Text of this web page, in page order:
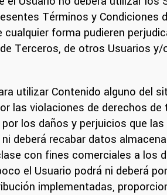
Términos y Condiciones
forma pudieren
Terceros, de otros Usuarios
utilizar Contenido alguno del
las violaciones de derechos
los daños y perjuicios que
deberá recabar datos
con fines comerciales a los
el Usuario podrá ni deberá
implementadas,